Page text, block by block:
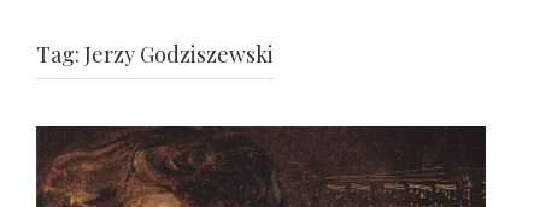
Tag: Jerzy Godziszewski